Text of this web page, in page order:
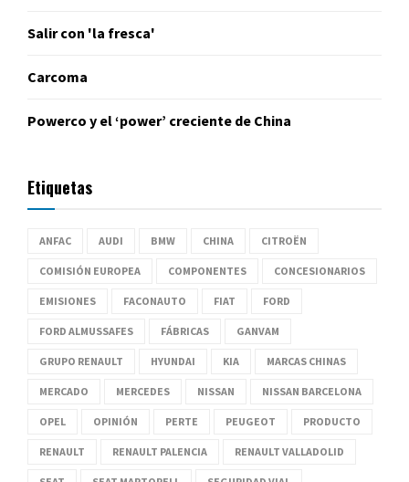
Salir con 'la fresca'
Carcoma
Powerco y el ‘power’ creciente de China
Etiquetas
ANFAC AUDI BMW CHINA CITROËN
COMISIÓN EUROPEA COMPONENTES CONCESIONARIOS
EMISIONES FACONAUTO FIAT FORD
FORD ALMUSSAFES FÁBRICAS GANVAM
GRUPO RENAULT HYUNDAI KIA MARCAS CHINAS
MERCADO MERCEDES NISSAN NISSAN BARCELONA
OPEL OPINIÓN PERTE PEUGEOT PRODUCTO
RENAULT RENAULT PALENCIA RENAULT VALLADOLID